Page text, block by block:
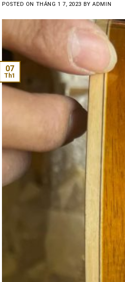
POSTED ON THÁNG 1 7, 2023 BYADMIN
07
Th1